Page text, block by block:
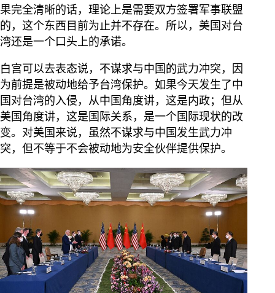
果完全清晰的话，理论上是需要双方签署军事联盟
的，这个东西目前为止并不存在。所以，美国对台
湾还是一个口头上的承诺。
白宫可以去表态说，不谋求与中国的武力冲突，因
为前提是被动地给予台湾保护。如果今天发生了中
国对台湾的入侵，从中国角度讲，这是内政；但从
美国角度讲，这是国际关系，是一个国际现状的改
变。对美国来说，虽然不谋求与中国发生武力冲
突，但不等于不会被动地为安全伙伴提供保护。